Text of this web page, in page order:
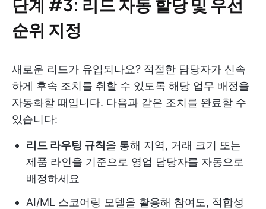
단계 #3: 리드 자동 할당 및 우선
순위 지정
새로운 리드가 유입되나요? 적절한 담당자가 신속
하게 후속 조치를 취할 수 있도록 해당 업무 배정을
자동화할 때입니다. 다음과 같은 조치를 완료할 수
있습니다:
리드 라우팅 규칙을 통해 지역, 거래 크기 또는
제품 라인을 기준으로 영업 담당자를 자동으로
배정하세요
AI/ML 스코어링 모델을 활용해 참여도, 적합성